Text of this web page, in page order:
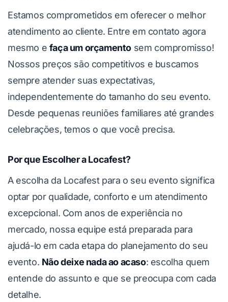
Estamos comprometidos em oferecer o melhor
atendimento ao cliente. Entre em contato agora
mesmo e faça um orçamento sem compromisso!
Nossos preços são competitivos e buscamos
sempre atender suas expectativas,
independentemente do tamanho do seu evento.
Desde pequenas reuniões familiares até grandes
celebrações, temos o que você precisa.
Por que Escolher a Locafest?
A escolha da Locafest para o seu evento significa
optar por qualidade, conforto e um atendimento
excepcional. Com anos de experiência no
mercado, nossa equipe está preparada para
ajudá-lo em cada etapa do planejamento do seu
evento. Não deixe nada ao acaso: escolha quem
entende do assunto e que se preocupa com cada
detalhe.